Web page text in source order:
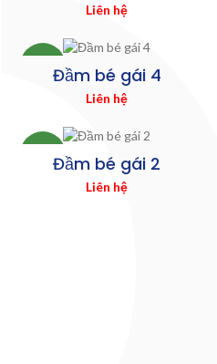
Liên hệ
Đầm bé gái 4
Liên hệ
Đầm bé gái 2
Liên hệ